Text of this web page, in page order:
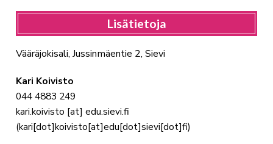
Lisätietoja
Vääräjokisali, Jussinmäentie 2, Sievi
Kari Koivisto
044 4883 249
kari.koivisto [at] edu.sievi.fi
(kari[dot]koivisto[at]edu[dot]sievi[dot]fi)